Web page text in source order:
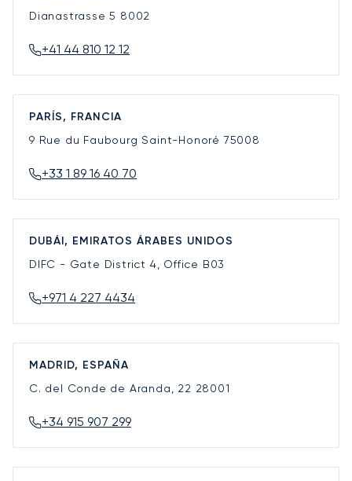
Dianastrasse 5 8002
+41 44 810 12 12
PARÍS, FRANCIA
9 Rue du Faubourg Saint-Honoré 75008
+33 1 89 16 40 70
DUBÁI, EMIRATOS ÁRABES UNIDOS
DIFC - Gate District 4, Office B03
+971 4 227 4434
MADRID, ESPAÑA
C. del Conde de Aranda, 22 28001
+34 915 907 299